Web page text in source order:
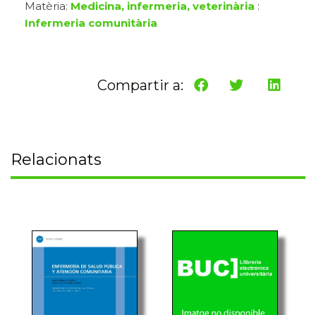
Matèria: Medicina, infermeria, veterinària :
Infermeria comunitària
Compartir a:
Relacionats